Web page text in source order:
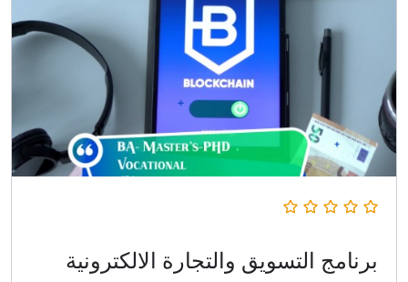
برنامج التسويق والتجارة الالكترونية